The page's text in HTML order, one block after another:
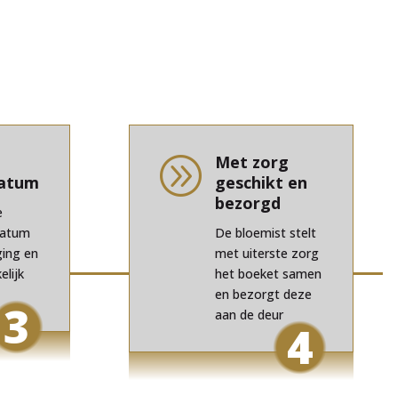
en
3
A
Met zorg
geschikt en
bezorgd
De bloemist stelt
met uiterste zorg
het boeket samen
en bezorgt deze
aan de deur
4